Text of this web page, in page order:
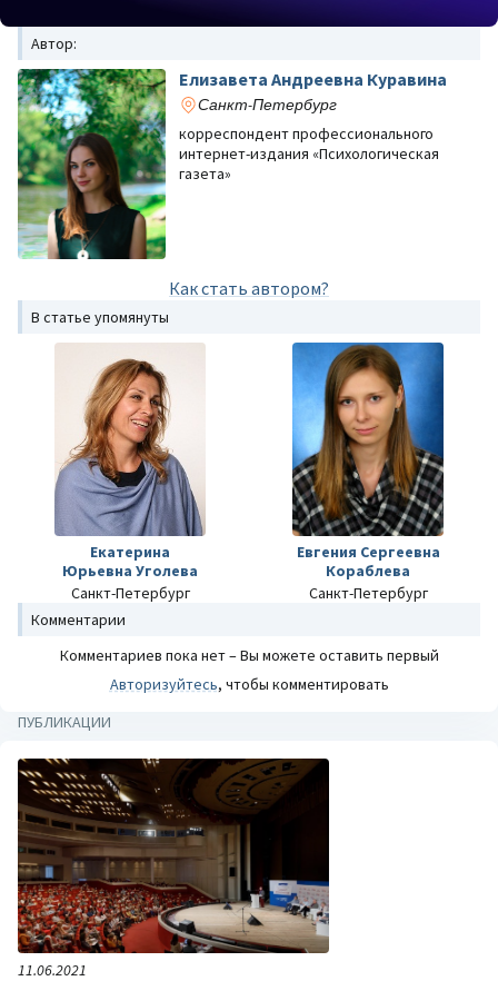
Автор:
Елизавета Андреевна Куравина
Санкт-Петербург
корреспондент профессионального
интернет-издания «Психологическая
газета»
Как стать автором?
В статье упомянуты
Екатерина
Юрьевна Уголева
Санкт-Петербург
Евгения Сергеевна
Кораблева
Санкт-Петербург
Комментарии
Комментариев пока нет – Вы можете оставить первый
Авторизуйтесь, чтобы комментировать
ПУБЛИКАЦИИ
11.06.2021